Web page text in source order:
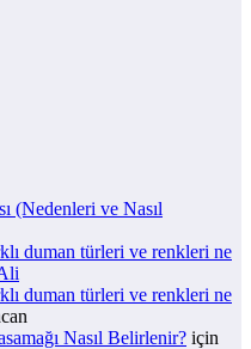
(Nedenleri ve Nasıl
duman türleri ve renkleri ne
duman türleri ve renkleri ne
Nasıl Belirlenir? için